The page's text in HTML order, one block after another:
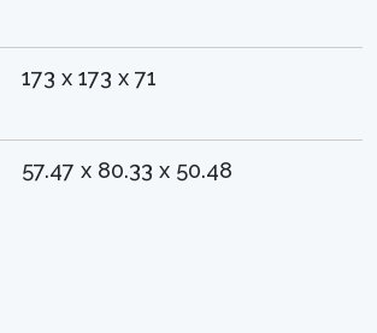
173 x 173 x 71
57.47 x 80.33 x 50.48